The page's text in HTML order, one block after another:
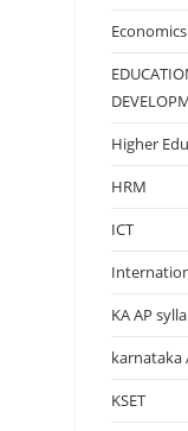
Economics
Higher
HRM
ICT
KA AP
karnataka
KSET